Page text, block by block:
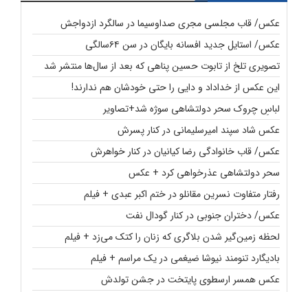
عکس/ قاب مجلسی مجری صداوسیما در سالگرد ازدواجش
عکس/ استایل جدید افسانه بایگان در سن ۶۴سالگی
تصویری تلخ از تابوت حسین پناهی که بعد از سال‌ها منتشر شد
این عکس از خداداد و دایی را حتی خودشان هم ندارند!
لباسِ چروک سحر دولتشاهی سوژه شد+تصاویر
عکس شاد سپند امیرسلیمانی در کنار پسرش
عکس/ قاب خانوادگی رضا کیانیان در کنار خواهرش
سحر دولتشاهی عذرخواهی کرد + عکس
رفتار متفاوت نسرین مقانلو در ختم اکبر عبدی + فیلم
عکس/ دختران جنوبی در کنار گودال نفت
لحظه زمین‌گیر شدن بلاگری که زنان را کتک می‌زد + فیلم
بادیگارد تنومند نیوشا ضیغمی در یک مراسم + فیلم
عکس همسر ارسطوی پایتخت در جشن تولدش